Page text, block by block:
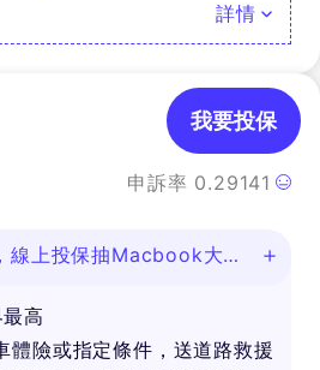
詳情
申訴率 0.29141
我要投保
線上投保抽Macbook大
高
體險或指定條件，送道路救援